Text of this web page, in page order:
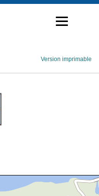
Version imprimable